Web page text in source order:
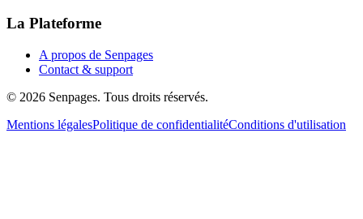
La Plateforme
A propos de Senpages
Contact & support
© 2026 Senpages. Tous droits réservés.
Mentions légalesPolitique de confidentialitéConditions d'utilisation